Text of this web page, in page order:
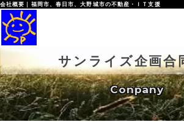
会社概要｜福岡市、春日市、大野城市の不動産・ＩＴ支援
サンライズ企画合
Conpany